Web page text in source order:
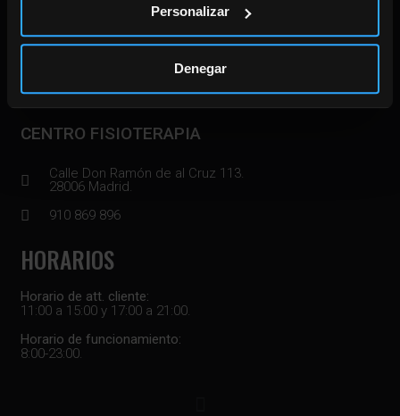
Personalizar
Denegar
CENTRO ENTRENAMIENTO
Calle Doctor Gómez Ulla 8.
910 869 896
CENTRO FISIOTERAPIA
Calle Don Ramón de al Cruz 113.
28006 Madrid.
910 869 896
HORARIOS
Horario de att. cliente:
11:00 a 15:00 y 17:00 a 21:00.
Horario de funcionamiento:
8:00-23:00.